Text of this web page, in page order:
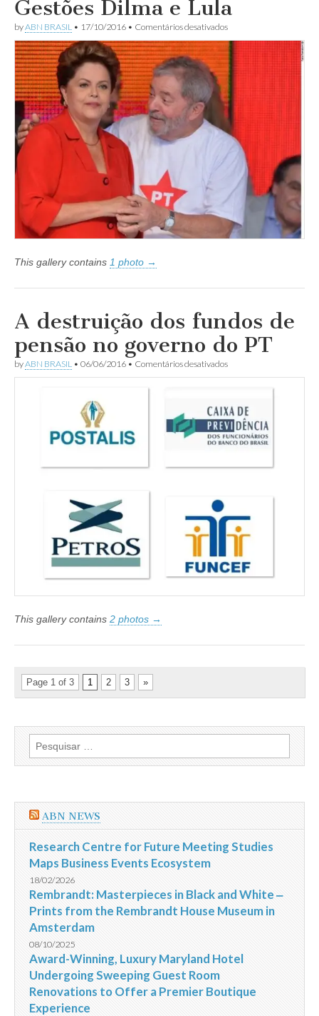
Gestões Dilma e Lula
byABN BRASIL • 17/10/2016 • Comentários desativadosem
Ministério
do
nas
Dilma
e
Lula
This gallery contains 1 photo →
A destruição dos fundos de
pensão no governo do PT
byABN BRASIL • 06/06/2016 • Comentários desativadosem
fundos
de
pensão
no
do
This gallery contains 2 photos →
Page 1 of 3 1 2 3 »
Pesquisar
por:
ABN NEWS
Research Centre for Future Meeting Studies
Maps Business Events Ecosystem
18/02/2026
Rembrandt: Masterpieces in Black and White ‒
Prints from the Rembrandt House Museum in
Amsterdam
08/10/2025
Award-Winning, Luxury Maryland Hotel
Undergoing Sweeping Guest Room
Renovations to Offer a Premier Boutique
Experience